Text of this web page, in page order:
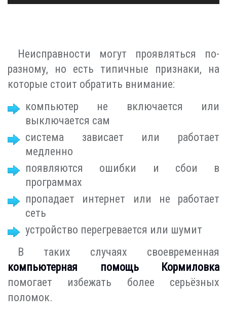
Неисправности могут проявляться по-
разному, но есть типичные признаки, на
которые стоит обратить внимание:
компьютер не включается или
выключается сам
система зависает или работает
медленно
появляются ошибки и сбои в
программах
пропадает интернет или не работает
сеть
устройство перегревается или шумит
В таких случаях своевременная
компьютерная помощь Кормиловка
помогает избежать более серьёзных
поломок.